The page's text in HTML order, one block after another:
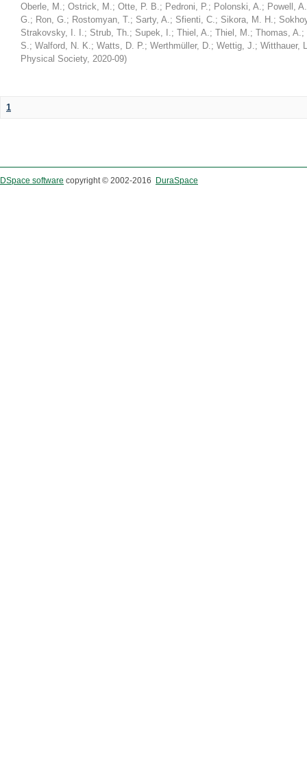
Oberle, M.; Ostrick, M.; Otte, P. B.; Pedroni, P.; Polonski, A.; Powell, A.
G.; Ron, G.; Rostomyan, T.; Sarty, A.; Sfienti, C.; Sikora, M. H.;
Strakovsky, I. I.; Strub, Th.; Supek, I.; Thiel, A.; Thiel, M.; Thomas, A.;
S.; Walford, N. K.; Watts, D. P.; Werthmüller, D.; Wettig, J.; Witthauer,
Physical Society, 2020-09)
1
DSpace software copyright © 2002-2016 DuraSpace